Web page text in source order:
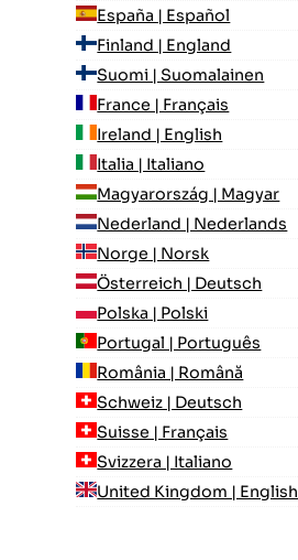
España | Español
Finland | England
Suomi | Suomalainen
France | Français
Ireland | English
Italia | Italiano
Magyarország | Magyar
Nederland | Nederlands
Norge | Norsk
Österreich | Deutsch
Polska | Polski
Portugal | Português
România | Română
Schweiz | Deutsch
Suisse | Français
Svizzera | Italiano
United Kingdom | English